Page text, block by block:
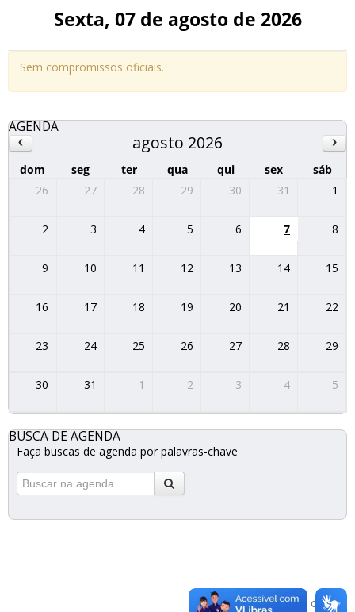
Sexta, 07 de agosto de 2026
Sem compromissos oficiais.
AGENDA
agosto 2026
dom seg ter qua qui sex
sáb
26
27 28 29 30 31 1
2 3 4 5 6 7 8
9 10 11 12 13 14 15
16 17 18 19 20 21 22
23 24 25 26 27 28 29
30 31 1 2 3 4 5
BUSCA DE AGENDA
Faça buscas de agenda por palavras-chave
Voltar para o topo